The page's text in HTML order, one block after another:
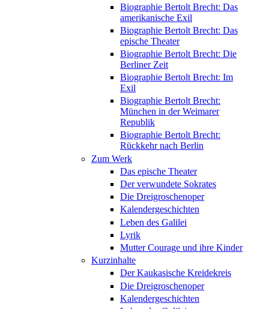
Biographie Bertolt Brecht: Das
amerikanische Exil
Biographie Bertolt Brecht: Das
epische Theater
Biographie Bertolt Brecht: Die
Berliner Zeit
Biographie Bertolt Brecht: Im
Exil
Biographie Bertolt Brecht:
München in der Weimarer
Republik
Biographie Bertolt Brecht:
Rückkehr nach Berlin
Zum Werk
Das epische Theater
Der verwundete Sokrates
Die Dreigroschenoper
Kalendergeschichten
Leben des Galilei
Lyrik
Mutter Courage und ihre Kinder
Kurzinhalte
Der Kaukasische Kreidekreis
Die Dreigroschenoper
Kalendergeschichten